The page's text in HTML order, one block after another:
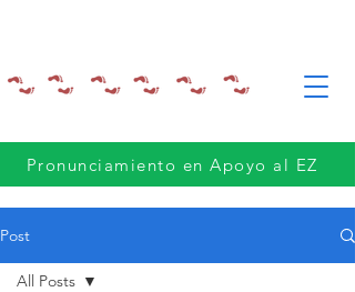
Pronunciamiento en Apoyo al EZ
Post
All Posts